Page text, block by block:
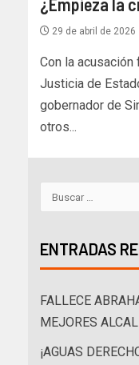
¿Empieza la
29 de abril de 2026
Con la
Justicia de
gobernador de
otros...
ENTRADAS
FALLECE
MEJORES
¡AGUAS